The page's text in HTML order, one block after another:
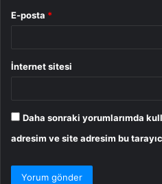
E-posta *
İnternet sitesi
Daha sonraki yorumlarımda
adresim ve site adresim bu